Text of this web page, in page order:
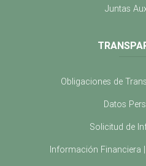
Juntas
Obligaciones de
Datos
Solicitud de
Información Financiera